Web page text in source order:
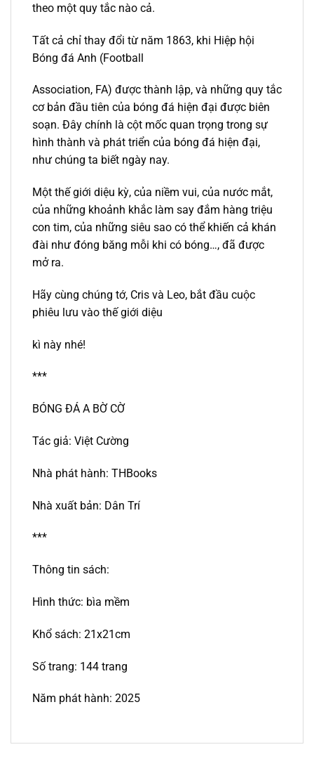
theo một quy tắc nào cả.
Tất cả chỉ thay đổi từ năm 1863, khi Hiệp hội
Bóng đá Anh (Football
Association, FA) được thành lập, và những quy tắc
cơ bản đầu tiên của bóng đá hiện đại được biên
soạn. Đây chính là cột mốc quan trọng trong sự
hình thành và phát triển của bóng đá hiện đại,
như chúng ta biết ngày nay.
Một thế giới diệu kỳ, của niềm vui, của nước mắt,
của những khoảnh khắc làm say đắm hàng triệu
con tim, của những siêu sao có thể khiến cả khán
đài như đóng băng mỗi khi có bóng…, đã được
mở ra.
Hãy cùng chúng tớ, Cris và Leo, bắt đầu cuộc
phiêu lưu vào thế giới diệu
kì này nhé!
***
BÓNG ĐÁ A BỜ CỜ
Tác giả: Việt Cường
Nhà phát hành: THBooks
Nhà xuất bản: Dân Trí
***
Thông tin sách:
Hình thức: bìa mềm
Khổ sách: 21x21cm
Số trang: 144 trang
Năm phát hành: 2025